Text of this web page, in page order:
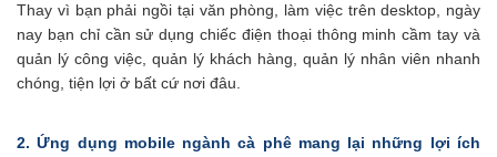
Thay vì bạn phải ngồi tại văn phòng, làm việc trên desktop, ngày
nay bạn chỉ cần sử dụng chiếc điện thoại thông minh cầm tay và
quản lý công việc, quản lý khách hàng, quản lý nhân viên nhanh
chóng, tiện lợi ở bất cứ nơi đâu.
2. Ứng dụng mobile ngành cà phê mang lại những lợi ích